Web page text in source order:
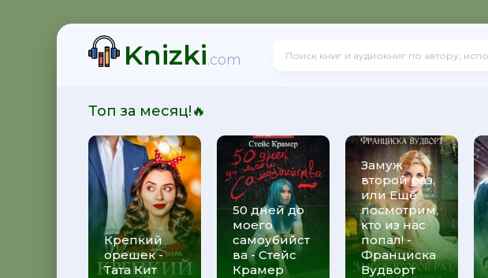
Knizki.com
Топ за месяц!🔥
Крепкий
орешек -
Тата Кит
50 дней до
моего
самоубийст
ва - Стейс
Крамер
Замуж
второй раз,
или Ещё
посмотрим,
кто из нас
попал! -
Франциска
Вудворт